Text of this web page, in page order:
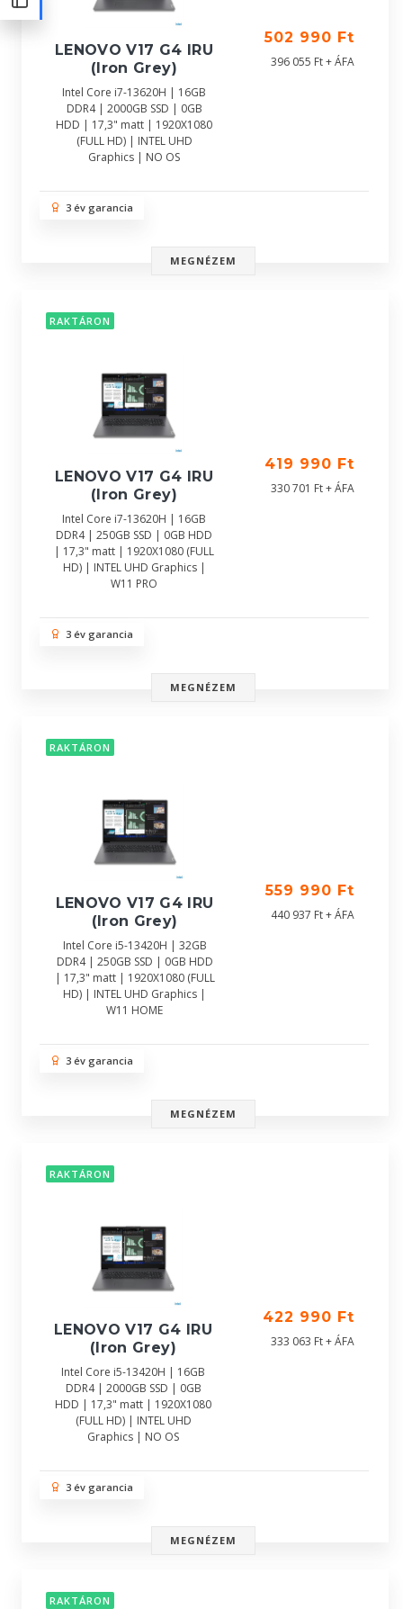
LENOVO V17 G4 IRU
(Iron Grey)
Intel Core i7-13620H | 16GB
DDR4 | 2000GB SSD | 0GB
HDD | 17,3" matt | 1920X1080
(FULL HD) | INTEL UHD
Graphics | NO OS
502 990 Ft
396 055 Ft + ÁFA
3 év garancia
MEGNÉZEM
RAKTÁRON
LENOVO V17 G4 IRU
(Iron Grey)
Intel Core i7-13620H | 16GB
DDR4 | 250GB SSD | 0GB HDD
| 17,3" matt | 1920X1080 (FULL
HD) | INTEL UHD Graphics |
W11 PRO
419 990 Ft
330 701 Ft + ÁFA
3 év garancia
MEGNÉZEM
RAKTÁRON
LENOVO V17 G4 IRU
(Iron Grey)
Intel Core i5-13420H | 32GB
DDR4 | 250GB SSD | 0GB HDD
| 17,3" matt | 1920X1080 (FULL
HD) | INTEL UHD Graphics |
W11 HOME
559 990 Ft
440 937 Ft + ÁFA
3 év garancia
MEGNÉZEM
RAKTÁRON
LENOVO V17 G4 IRU
(Iron Grey)
Intel Core i5-13420H | 16GB
DDR4 | 2000GB SSD | 0GB
HDD | 17,3" matt | 1920X1080
(FULL HD) | INTEL UHD
Graphics | NO OS
422 990 Ft
333 063 Ft + ÁFA
3 év garancia
MEGNÉZEM
RAKTÁRON